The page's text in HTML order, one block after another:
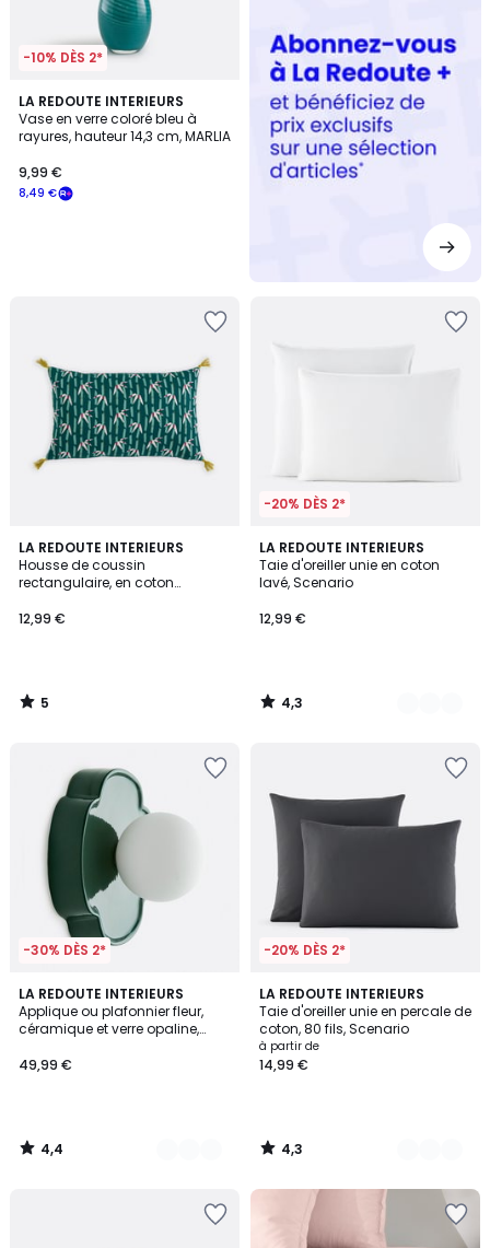
-10% DÈS 2*
LA REDOUTE INTERIEURS
Vase en verre coloré bleu à
rayures, hauteur 14,3 cm, MARLIA
8,49 €
9,99 €
LA REDOUTE INTERIEURS
Housse de coussin
rectangulaire, en coton
12,99 €
5
/
5
5
/
-20% DÈS 2*
LA REDOUTE INTERIEURS
Taie d'oreiller unie en coton
lavé, Scenario
12,99 €
4,3
/ 5
19
Couleurs
4,3
/
-30% DÈS 2*
LA REDOUTE INTERIEURS
Applique ou plafonnier fleur,
céramique et verre opaline,
49,99 €
4,4
/ 5
4
Couleurs
4,4
/
-20% DÈS 2*
LA REDOUTE INTERIEURS
Taie d'oreiller unie en percale de
coton, 80 fils, Scenario
à partir de
14,99 €
4,3
/ 5
21
Couleurs
4,3
/